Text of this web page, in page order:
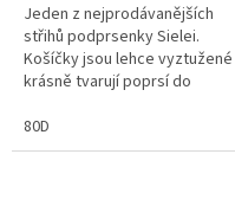
Jeden z nejprodávanějších
střihů podprsenky Sielei.
Košíčky jsou lehce vyztužené
krásně tvarují poprsí do
80D